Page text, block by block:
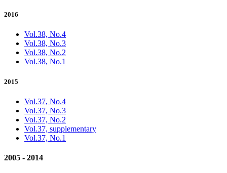
2016
Vol.38, No.4
Vol.38, No.3
Vol.38, No.2
Vol.38, No.1
2015
Vol.37, No.4
Vol.37, No.3
Vol.37, No.2
Vol.37, supplementary
Vol.37, No.1
2005 - 2014